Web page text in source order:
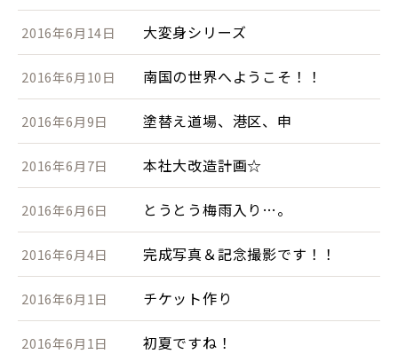
2016年6月14日 大変身シリーズ
2016年6月10日 南国の世界へようこそ！！
2016年6月9日 塗替え道場、港区、申
2016年6月7日 本社大改造計画☆
2016年6月6日 とうとう梅雨入り…。
2016年6月4日 完成写真＆記念撮影です！！
2016年6月1日 チケット作り
2016年6月1日 初夏ですね！